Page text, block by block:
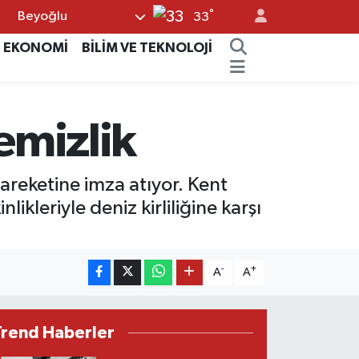
Beyoğlu 33°
EKONOMİ
BİLİM VE TEKNOLOJİ
imza atıyor. Kent
deniz kirliliğine karşı
A- A+
Haberler